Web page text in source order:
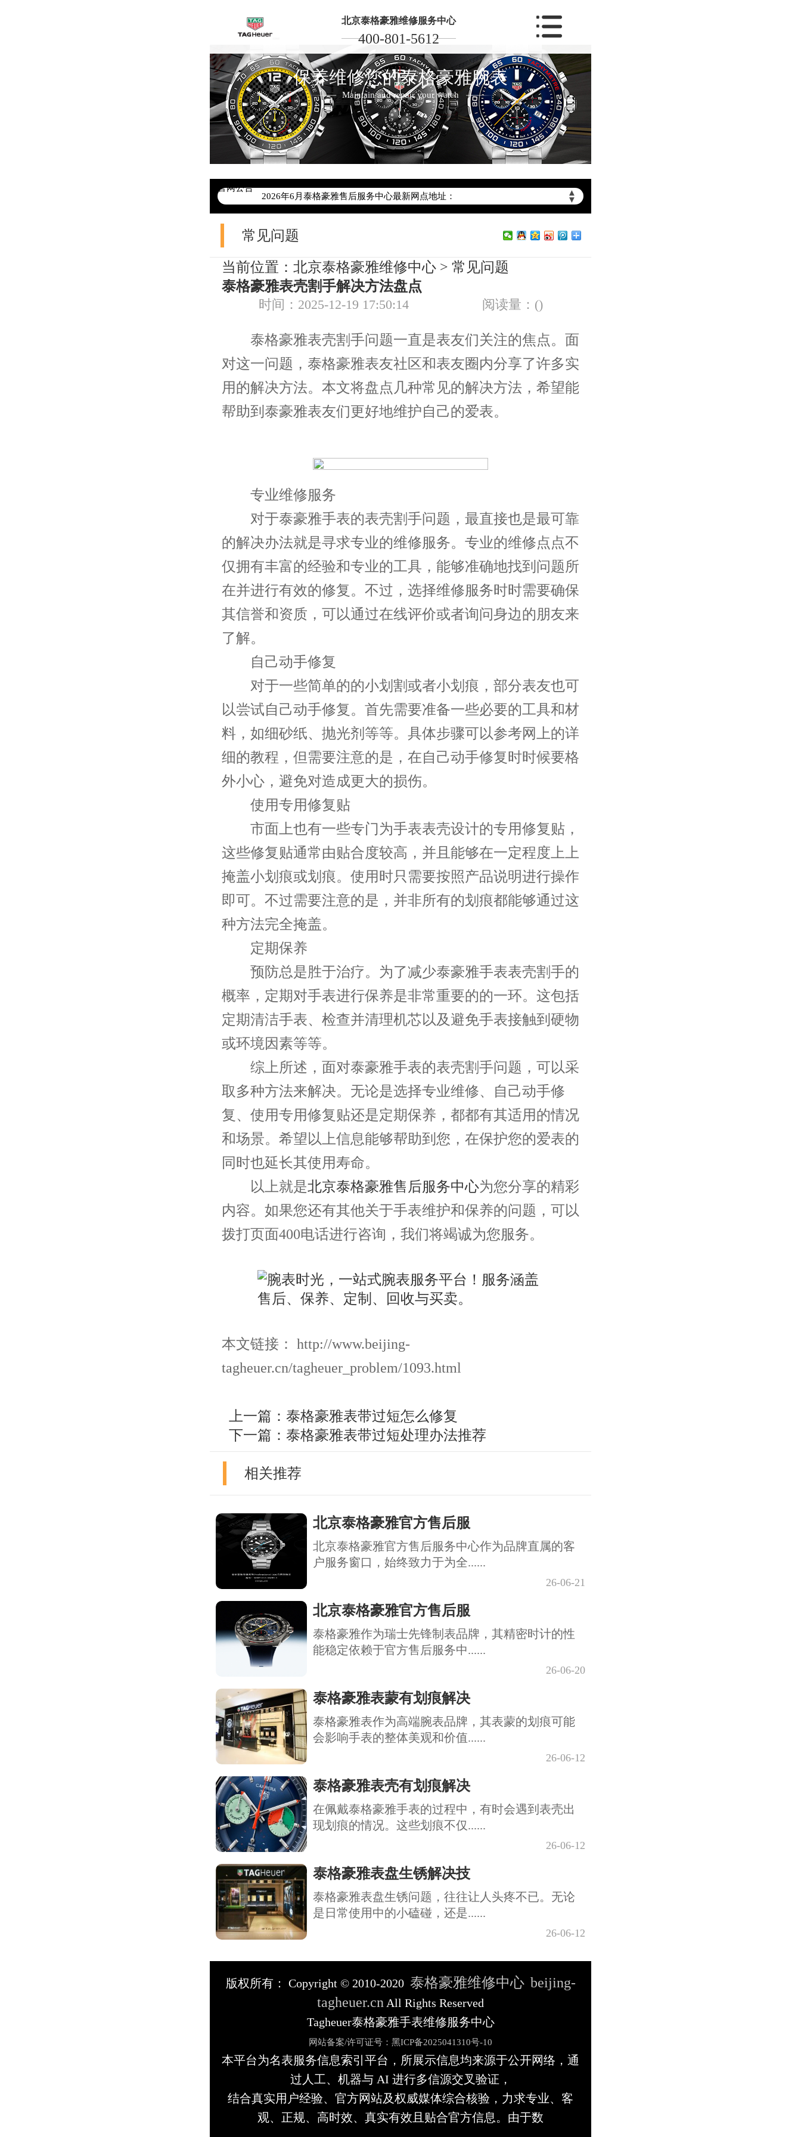
北京泰格豪雅维修服务中心
400-801-5612
保养维修您的泰格豪雅腕表
Maintain and repair your watch
官网公告
>
▲
▼
2026年6月泰格豪雅北京市售后服务网络优化升级公告
2026年6月北京市泰格豪雅官方售后客户服务热线：400-801-5612
2026年6月泰格豪雅售后服务中心最新网点地址：
北京市东城区东长安街1号东方广场写字楼W3座6层602室（需提前预约）
北京市朝阳区建国门外大街甲6号华熙国际中心写字楼D座11层1102室（需提前预约）
节假日正常营业！
常见问题
当前位置： 北京泰格豪雅维修中心 > 常见问题
泰格豪雅表壳割手解决方法盘点
时间：2025-12-19 17:50:14 阅读量：()
泰格豪雅表壳割手问题一直是表友们关注的焦点。面
对这一问题，泰格豪雅表友社区和表友圈内分享了许多实
用的解决方法。本文将盘点几种常见的解决方法，希望能
帮助到泰豪雅表友们更好地维护自己的爱表。
专业维修服务
对于泰豪雅手表的表壳割手问题，最直接也是最可靠
的解决办法就是寻求专业的维修服务。专业的维修点点不
仅拥有丰富的经验和专业的工具，能够准确地找到问题所
在并进行有效的修复。不过，选择维修服务时时需要确保
其信誉和资质，可以通过在线评价或者询问身边的朋友来
了解。
自己动手修复
对于一些简单的的小划割或者小划痕，部分表友也可
以尝试自己动手修复。首先需要准备一些必要的工具和材
料，如细砂纸、抛光剂等等。具体步骤可以参考网上的详
细的教程，但需要注意的是，在自己动手修复时时候要格
外小心，避免对造成更大的损伤。
使用专用修复贴
市面上也有一些专门为手表表壳设计的专用修复贴，
这些修复贴通常由贴合度较高，并且能够在一定程度上上
掩盖小划痕或划痕。使用时只需要按照产品说明进行操作
即可。不过需要注意的是，并非所有的划痕都能够通过这
种方法完全掩盖。
定期保养
预防总是胜于治疗。为了减少泰豪雅手表表壳割手的
概率，定期对手表进行保养是非常重要的的一环。这包括
定期清洁手表、检查并清理机芯以及避免手表接触到硬物
或环境因素等等。
综上所述，面对泰豪雅手表的表壳割手问题，可以采
取多种方法来解决。无论是选择专业维修、自己动手修
复、使用专用修复贴还是定期保养，都都有其适用的情况
和场景。希望以上信息能够帮助到您，在保护您的爱表的
同时也延长其使用寿命。
以上就是北京泰格豪雅售后服务中心为您分享的精彩
内容。如果您还有其他关于手表维护和保养的问题，可以
拨打页面400电话进行咨询，我们将竭诚为您服务。
本文链接： http://www.beijing-
tagheuer.cn/tagheuer_problem/1093.html
上一篇： 泰格豪雅表带过短怎么修复
下一篇： 泰格豪雅表带过短处理办法推荐
相关推荐
北京泰格豪雅官方售后服
北京泰格豪雅官方售后服务中心作为品牌直属的客
户服务窗口，始终致力于为全......
26-06-21
北京泰格豪雅官方售后服
泰格豪雅作为瑞士先锋制表品牌，其精密时计的性
能稳定依赖于官方售后服务中......
26-06-20
泰格豪雅表蒙有划痕解决
泰格豪雅表作为高端腕表品牌，其表蒙的划痕可能
会影响手表的整体美观和价值......
26-06-12
泰格豪雅表壳有划痕解决
在佩戴泰格豪雅手表的过程中，有时会遇到表壳出
现划痕的情况。这些划痕不仅......
26-06-12
泰格豪雅表盘生锈解决技
泰格豪雅表盘生锈问题，往往让人头疼不已。无论
是日常使用中的小磕碰，还是......
26-06-12
版权所有： Copyright © 2010-2020 泰格豪雅维修中心 beijing-
tagheuer.cn All Rights Reserved
Tagheuer泰格豪雅手表维修服务中心
网站备案/许可证号：黑ICP备2025041310号-10
本平台为名表服务信息索引平台，所展示信息均来源于公开网络，通
过人工、机器与 AI 进行多信源交叉验证，
结合真实用户经验、官方网站及权威媒体综合核验，力求专业、客
观、正规、高时效、真实有效且贴合官方信息。由于数